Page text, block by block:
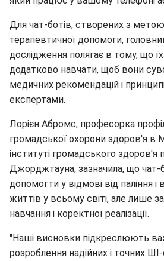
Для чат-ботів, створених з
терапевтичної допомоги,
дослідження полягає в тому, що
додатково навчати, щоб вони
медичних рекомендацій і
експертами.
Лорієн Абромс, професорка
громадської охорони здоров'я в
інституті громадського здоров'я
Джорджтауна, зазначила, що чат-
допомогти у відмові від паління і
життів у всьому світі, але лише
навчання і коректної реалізації.
"Наші висновки підкреслюють
розроблення надійних і точних